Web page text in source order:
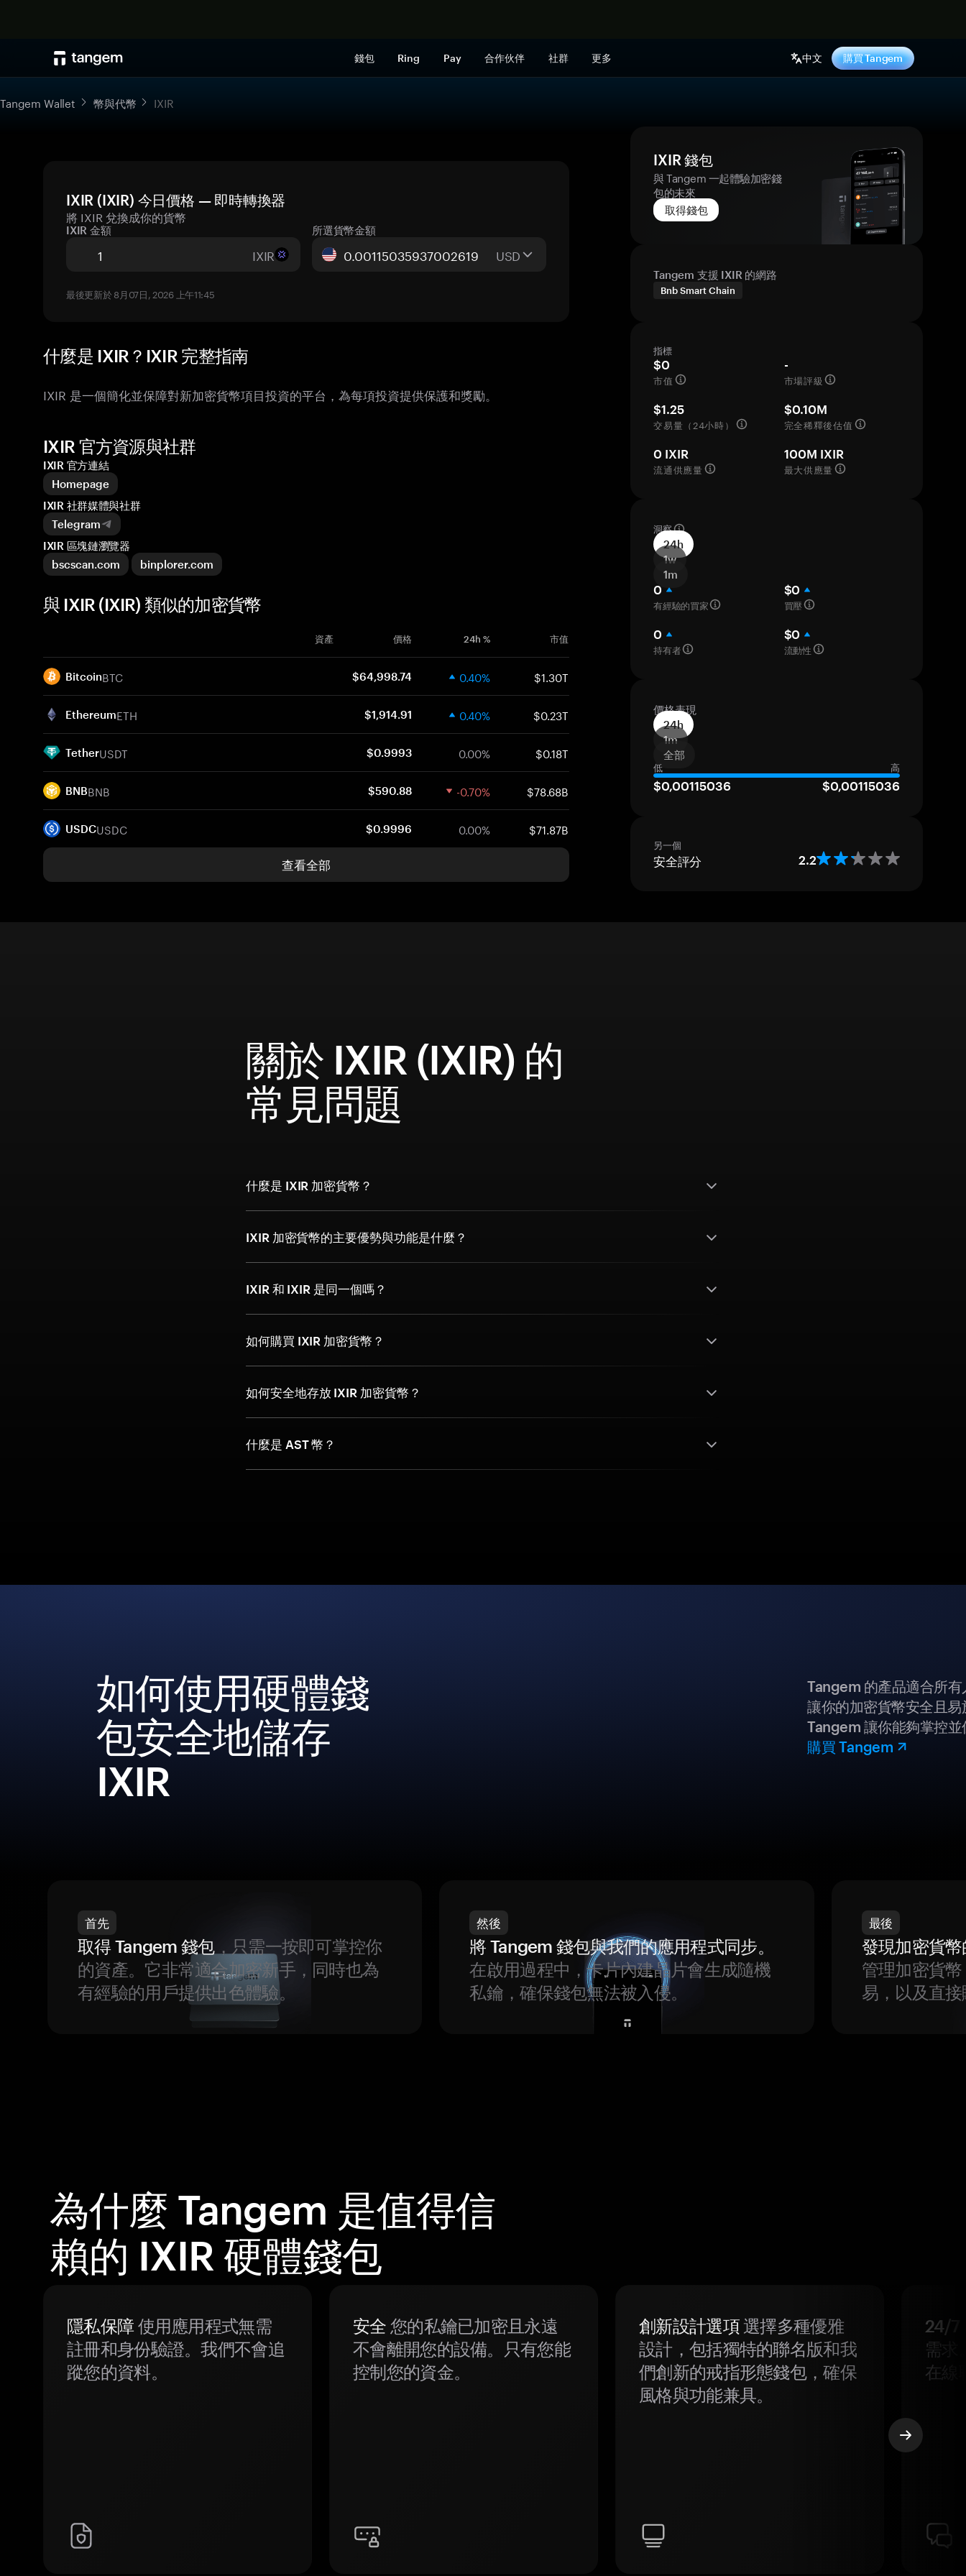
錢包 Ring Pay 合作伙伴 社群 更多 中文 購買 Tangem
Tangem Wallet 幣與代幣 IXIR
IXIR (IXIR) 今日價格 — 即時轉換器
將 IXIR 兌換成你的貨幣
IXIR 金額
IXIR
所選貨幣金額
USD
最後更新於 8月07日, 2026 上午11:45
什麼是 IXIR？IXIR 完整指南
IXIR 是一個簡化並保障對新加密貨幣項目投資的平台，為每項投資提供保護和獎勵。
IXIR 錢包
與 Tangem 一起體驗加密錢
包的未來
取得錢包
Tangem 支援 IXIR 的網路
Bnb Smart Chain
指標
$0
市值
-
市場評級
$1.25
交易量（24小時）
$0.10M
完全稀釋後估值
0 IXIR
流通供應量
100M IXIR
最大供應量
洞察
24h
1w
1m
0
有經驗的買家
$0
買壓
0
持有者
$0
流動性
價格表現
24h
1m
全部
低 高
$0,00115036 $0,00115036
另一個
安全評分 2.2
IXIR 官方資源與社群
IXIR 官方連結
Homepage
IXIR 社群媒體與社群
Telegram
IXIR 區塊鏈瀏覽器
bscscan.com
binplorer.com
與 IXIR (IXIR) 類似的加密貨幣
資產 價格 24h % 市值
BitcoinBTC $64,998.74 0.40% $1.30T
EthereumETH $1,914.91 0.40% $0.23T
TetherUSDT $0.9993 0.00% $0.18T
BNBBNB $590.88 -0.70% $78.68B
USDCUSDC $0.9996 0.00% $71.87B
查看全部
關於 IXIR (IXIR) 的
常見問題
什麼是 IXIR 加密貨幣？
IXIR 加密貨幣的主要優勢與功能是什麼？
IXIR 和 IXIR 是同一個嗎？
如何購買 IXIR 加密貨幣？
如何安全地存放 IXIR 加密貨幣？
什麼是 AST 幣？
如何使用硬體錢
包安全地儲存
IXIR
Tangem 的產品適合所
讓你的加密貨幣安全且
Tangem 讓你能夠掌控
購買 Tangem
首先
取得 Tangem 錢包，只需一按即可掌控你
的資產。它非常適合加密新手，同時也為
有經驗的用戶提供出色體驗。
然後
將 Tangem 錢包與我們的應用程式同步。
在啟用過程中，卡片內建晶片會生成隨機
私鑰，確保錢包無法被入侵。
最後
發現加密貨
管理加密貨
易，以及直
為什麼 Tangem 是值得信
賴的 IXIR 硬體錢包
隱私保障使用應用程式無需
註冊和身份驗證。我們不會追
蹤您的資料。
安全 您的私鑰已加密且永遠
不會離開您的設備。只有您能
控制您的資金。
創新設計選項選擇多種優雅
設計，包括獨特的聯名版和我
們創新的戒指形態錢包，確保
風格與功能兼具。
24/7
需求
在線